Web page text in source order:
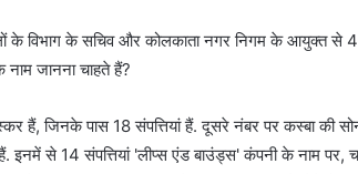
के विभाग के सचिव और कोलकाता नगर निगम के आयुक्त से 4
जानना चाहते हैं?
हैं, जिनके पास 18 संपत्तियां हैं. दूसरे नंबर पर कस्बा की
हैं. इनमें से 14 संपत्तियां 'लीप्स एंड बाउंड्स' कंपनी के नाम